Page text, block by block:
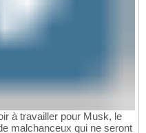
à travailler pour Musk, le
malchanceux qui ne seront